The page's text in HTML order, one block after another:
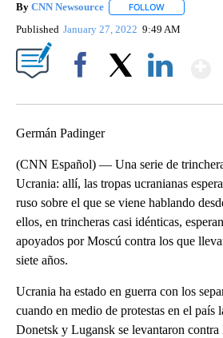
By CNN Newsource FOLLOW
Published January 27, 2022 9:49 AM
Germán Padinger
(CNN Español) — Una serie de
Ucrania: allí, las tropas ucranianas
ruso sobre el que se viene hablando
ellos, en trincheras casi idénticas,
apoyados por Moscú contra los que
siete años.
Ucrania ha estado en guerra con los
cuando en medio de protestas en el país
Donetsk y Lugansk se levantaron